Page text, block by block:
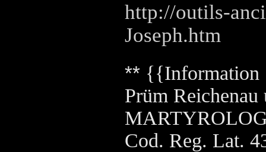
http://outils-
Joseph.htm
** {{Information
Prüm
Cod. Reg. Lat.